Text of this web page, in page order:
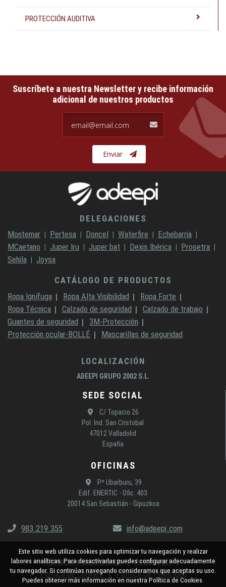
PROTECCIÓN AUDITIVA
Suscríbete a nuestra Newsletter y recibe información
adicional de nuestros productos
Enviar
DELEGACIONES
Montemar
Pertesa Doncel Waterfire
Echebarria
MCaetano
Juper Iru Juper bat Dexis Ibérica
Prosetra
Sehila
Joysa
CATÁLOGO DE PRODUCTOS
Ropa Ignífuga
Ropa Alta Visibilidad
Ropa Forte
Ropa Técnica
Calzado de seguridad
Calzado de trabajo
Guantes de seguridad
3M-Protección
Protección ocular-BOLLÉ
Mascarillas de seguridad
LOCALIZACIÓN
ADEEPI GRUPO 2002 S.L.
SEDE SOCIAL
C/ Topacio 26
Pol. Ind. San Cristobal
47012 Valladolid
España
OFICINAS
Pº Ubarburu, 39
Edif. ENERTIC - Ofic. 403
20014 San Sebastián - Gipuzkoa
983.219.355 info@adeepi.com
Contacto y Localización
Aviso legal
Política de Cookies
Política de Privacidad
Este sitio web utiliza cookies para optimizar tu navegación y realizar
labores analíticas. Para desactivarlas puedes configurar adecuadamente
tu navegador. Si continúas navegando consideramos que aceptas su uso.
Puedes obtener más información en nuestra Política de Cookies.